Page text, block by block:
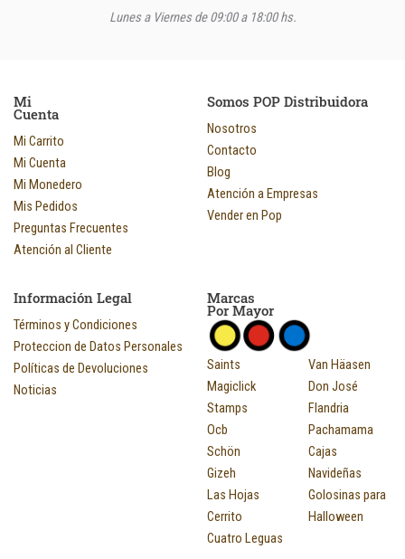
Lunes a Viernes de 09:00 a 18:00 hs.
Mi
Cuenta
Mi Carrito
Mi Cuenta
Mi Monedero
Mis Pedidos
Preguntas Frecuentes
Atención al Cliente
Somos POP Distribuidora
Nosotros
Contacto
Blog
Atención a Empresas
Vender en Pop
Información Legal
Términos y Condiciones
Proteccion de Datos Personales
Políticas de Devoluciones
Noticias
Marcas
Por Mayor
Saints
Magiclick
Stamps
Ocb
Schön
Gizeh
Las Hojas
Cerrito
Cuatro Leguas
Van Häasen
Don José
Flandria
Pachamama
Cajas
Navideñas
Golosinas para
Halloween